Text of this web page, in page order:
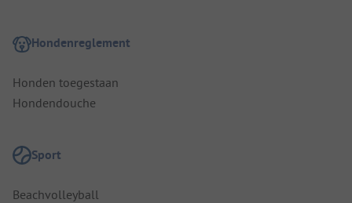
Hondenreglement
Honden toegestaan
Hondendouche
Sport
Beachvolleyball